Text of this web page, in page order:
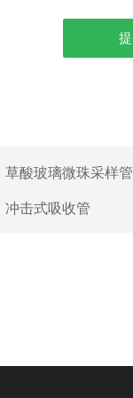
草酸玻璃微珠采样管
冲击式吸收管